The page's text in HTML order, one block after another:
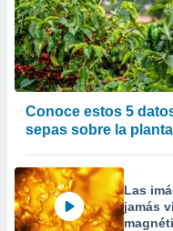
Conoce estos 5
sepas sobre la
Las
jamás